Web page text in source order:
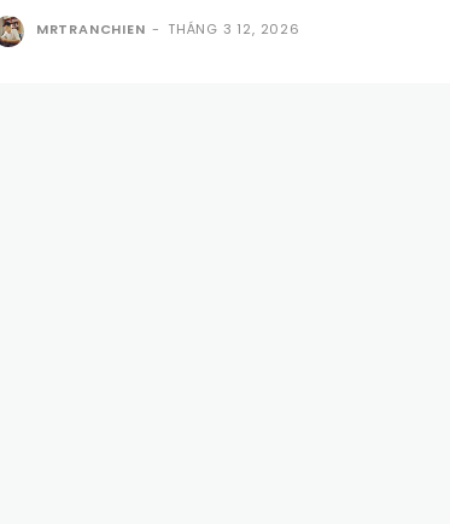
MRTRANCHIEN - THÁNG 3 12, 2026